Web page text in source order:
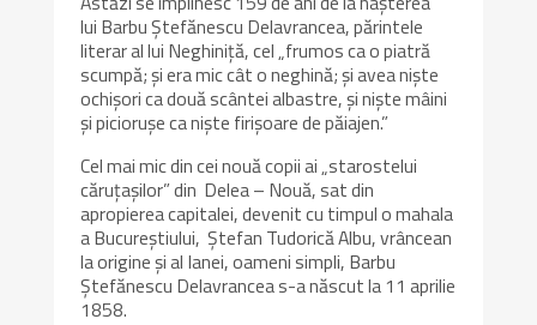
lui Barbu Ștefănescu Delavrancea, părintele
literar al lui Neghiniță, cel „frumos ca o piatră
scumpă; şi era mic cât o neghină; şi avea nişte
ochişori ca două scântei albastre, şi nişte mâini
şi picioruşe ca nişte firişoare de păiajen.”
Cel mai mic din cei nouă copii ai „starostelui
căruţaşilor” din Delea – Nouă, sat din
apropierea capitalei, devenit cu timpul o mahala
a Bucureştiului, Ştefan Tudorică Albu, vrâncean
la origine şi al Ianei, oameni simpli, Barbu
Ștefănescu Delavrancea s-a născut la 11 aprilie
1858.